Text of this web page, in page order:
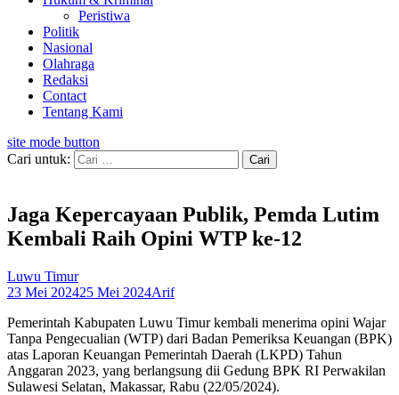
Peristiwa
Politik
Nasional
Olahraga
Redaksi
Contact
Tentang Kami
site mode button
Cari untuk:
Jaga Kepercayaan Publik, Pemda Lutim
Kembali Raih Opini WTP ke-12
Luwu Timur
23 Mei 202425 Mei 2024Arif
Pemerintah Kabupaten Luwu Timur kembali menerima opini Wajar
Tanpa Pengecualian (WTP) dari Badan Pemeriksa Keuangan (BPK)
atas Laporan Keuangan Pemerintah Daerah (LKPD) Tahun
Anggaran 2023, yang berlangsung dii Gedung BPK RI Perwakilan
Sulawesi Selatan, Makassar, Rabu (22/05/2024).